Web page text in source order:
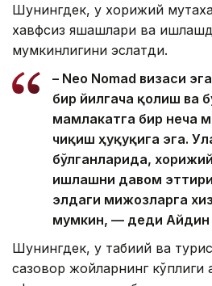
Шунингдек, у хорижий
хавфсиз яшашлари ва
мумкинлигини эслатди.
– Neo Nomad визаси
бир йилгача қолиш ва
мамлакатга бир неча
чиқиш ҳуқуқига эга.
бўлганларида,
ишлашни давом
элдаги мижозларга
мумкин, — деди Айдин
Шунингдек, у табиий ва
сазовор жойларнинг кўплиги